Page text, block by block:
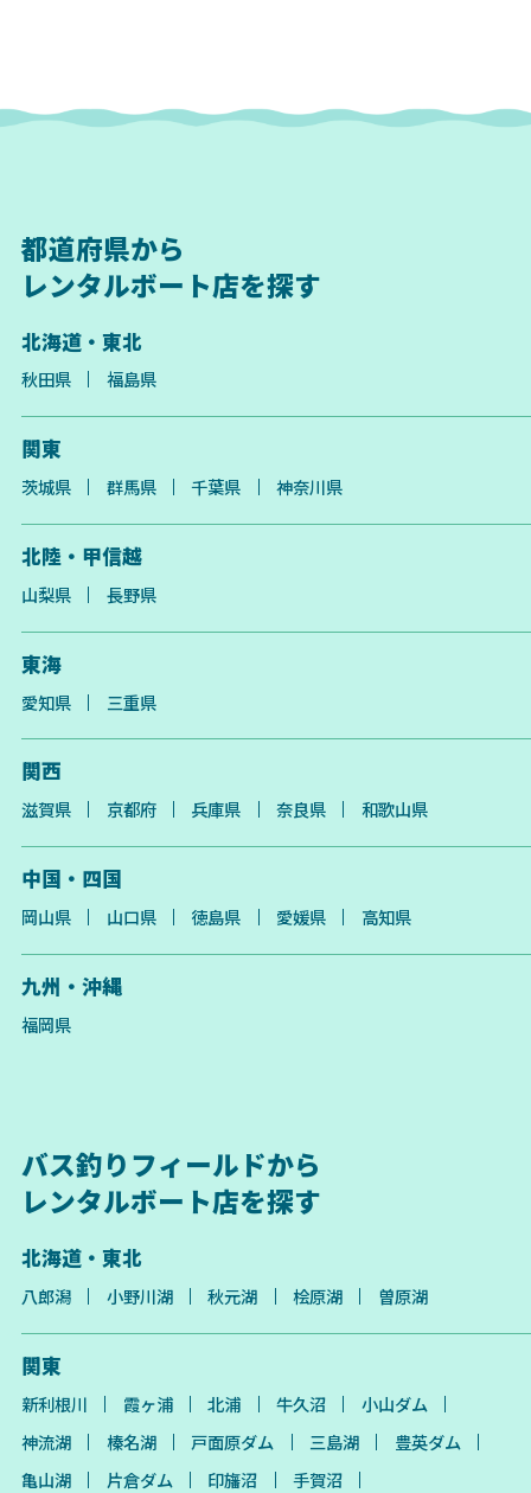
都道府県から
レンタルボート店を探す
北海道・東北
秋田県 福島県
関東
茨城県 群馬県 千葉県 神奈川県
北陸・甲信越
山梨県 長野県
東海
愛知県 三重県
関西
滋賀県 京都府 兵庫県 奈良県 和歌山県
中国・四国
岡山県 山口県 徳島県 愛媛県 高知県
九州・沖縄
福岡県
バス釣りフィールドから
レンタルボート店を探す
北海道・東北
八郎潟 小野川湖 秋元湖 桧原湖 曽原湖
関東
新利根川 霞ヶ浦 北浦 牛久沼
小山ダム
神流湖
榛名湖 戸面原ダム 三島湖
豊英ダム
亀山湖
片倉ダム 印旛沼
手賀沼